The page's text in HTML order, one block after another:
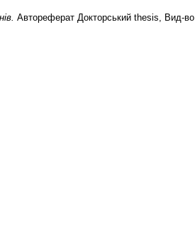
Автореферат Докторський thesis, Вид-во